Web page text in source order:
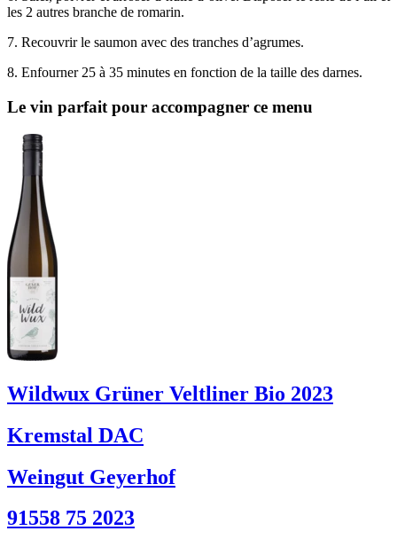
les 2 autres branche de romarin.
7. Recouvrir le saumon avec des tranches d’agrumes.
8. Enfourner 25 à 35 minutes en fonction de la taille des darnes.
Le vin parfait pour accompagner ce menu
Wildwux Grüner Veltliner Bio 2023
Kremstal DAC
Weingut Geyerhof
91558 75 2023